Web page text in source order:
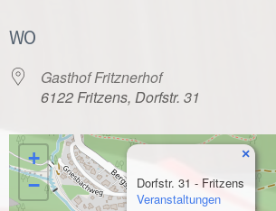
WO
Gasthof Fritznerhof
6122 Fritzens, Dorfstr. 31
Dorfstr. 31 - Fritzens
Veranstaltungen
×
+
−